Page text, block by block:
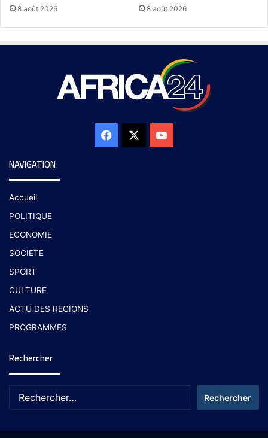
8 août 2026 8 août 2026
NAVIGATION
Accueil
POLITIQUE
ECONOMIE
SOCIETE
SPORT
CULTURE
ACTU DES REGIONS
PROGRAMMES
Rechercher